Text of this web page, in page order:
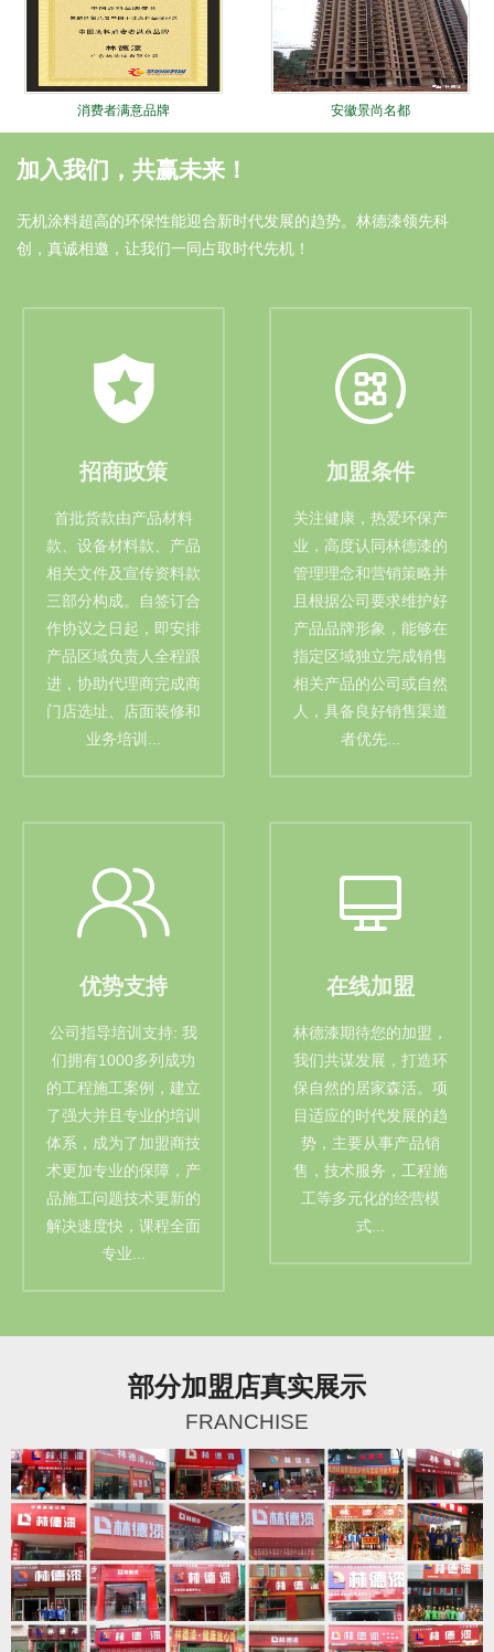
消费者满意品牌 安徽景尚名都
林德十大锐进证书 大连远洋广场
加入我们，共赢未来！
无机涂料超高的环保性能迎合新时代发展的趋势。林德漆领先科
创，真诚相邀，让我们一同占取时代先机！
招商政策
首批货款由产品材料
款、设备材料款、产品
相关文件及宣传资料款
三部分构成。自签订合
作协议之日起，即安排
产品区域负责人全程跟
进，协助代理商完成商
门店选址、店面装修和
业务培训...
加盟条件
关注健康，热爱环保产
业，高度认同林德漆的
管理理念和营销策略并
且根据公司要求维护好
产品品牌形象，能够在
指定区域独立完成销售
相关产品的公司或自然
人，具备良好销售渠道
者优先...
优势支持
公司指导培训支持: 我
们拥有1000多列成功
的工程施工案例，建立
了强大并且专业的培训
体系，成为了加盟商技
术更加专业的保障，产
品施工问题技术更新的
解决速度快，课程全面
专业...
在线加盟
林德漆期待您的加盟，
我们共谋发展，打造环
保自然的居家森活。项
目适应的时代发展的趋
势，主要从事产品销
售，技术服务，工程施
工等多元化的经营模
式...
部分加盟店真实展示
FRANCHISE